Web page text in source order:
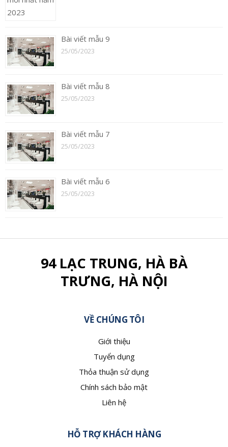
Bài viết mẫu 9
25/05/2023
Bài viết mẫu 8
25/05/2023
Bài viết mẫu 7
25/05/2023
Bài viết mẫu 6
25/05/2023
94 LẠC TRUNG, HÀ BÀ
TRƯNG, HÀ NỘI
VỀ CHÚNG TÔI
Giới thiệu
Tuyển dụng
Thỏa thuận sử dụng
Chính sách bảo mật
Liên hệ
HỖ TRỢ KHÁCH HÀNG